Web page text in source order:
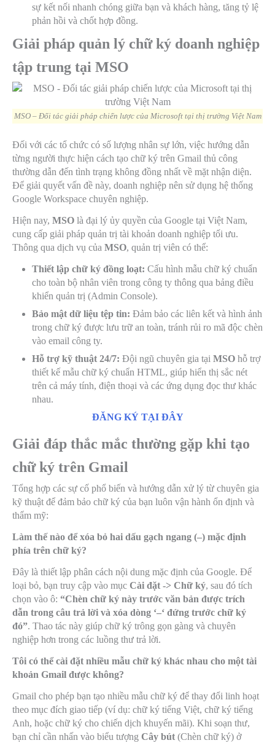
sự kết nối nhanh chóng giữa bạn và khách hàng, tăng tỷ lệ
phản hồi và chốt hợp đồng.
Giải pháp quản lý chữ ký doanh nghiệp
tập trung tại MSO
MSO – Đối tác giải pháp chiến lược của Microsoft tại thị trường Việt Nam
Đối với các tổ chức có số lượng nhân sự lớn, việc hướng dẫn
từng người thực hiện cách tạo chữ ký trên Gmail thủ công
thường dẫn đến tình trạng không đồng nhất về mặt nhận diện.
Để giải quyết vấn đề này, doanh nghiệp nên sử dụng hệ thống
Google Workspace chuyên nghiệp.
Hiện nay, MSO là đại lý ủy quyền của Google tại Việt Nam,
cung cấp giải pháp quản trị tài khoản doanh nghiệp tối ưu.
Thông qua dịch vụ của MSO, quản trị viên có thể:
Thiết lập chữ ký đồng loạt: Cấu hình mẫu chữ ký chuẩn
cho toàn bộ nhân viên trong công ty thông qua bảng điều
khiển quản trị (Admin Console).
Bảo mật dữ liệu tệp tin: Đảm bảo các liên kết và hình ảnh
trong chữ ký được lưu trữ an toàn, tránh rủi ro mã độc chèn
vào email công ty.
Hỗ trợ kỹ thuật 24/7: Đội ngũ chuyên gia tại MSO hỗ trợ
thiết kế mẫu chữ ký chuẩn HTML, giúp hiển thị sắc nét
trên cả máy tính, điện thoại và các ứng dụng đọc thư khác
nhau.
ĐĂNG KÝ TẠI ĐÂY
Giải đáp thắc mắc thường gặp khi tạo
chữ ký trên Gmail
Tổng hợp các sự cố phổ biến và hướng dẫn xử lý từ chuyên gia
kỹ thuật để đảm bảo chữ ký của bạn luôn vận hành ổn định và
thẩm mỹ:
Làm thế nào để xóa bỏ hai dấu gạch ngang (–) mặc định
phía trên chữ ký?
Đây là thiết lập phân cách nội dung mặc định của Google. Để
loại bỏ, bạn truy cập vào mục Cài đặt -> Chữ ký, sau đó tích
chọn vào ô: “Chèn chữ ký này trước văn bản được trích
dẫn trong câu trả lời và xóa dòng ‘–‘ đứng trước chữ ký
đó”. Thao tác này giúp chữ ký trông gọn gàng và chuyên
nghiệp hơn trong các luồng thư trả lời.
Tôi có thể cài đặt nhiều mẫu chữ ký khác nhau cho một tài
khoản Gmail được không?
Gmail cho phép bạn tạo nhiều mẫu chữ ký để thay đổi linh hoạt
theo mục đích giao tiếp (ví dụ: chữ ký tiếng Việt, chữ ký tiếng
Anh, hoặc chữ ký cho chiến dịch khuyến mãi). Khi soạn thư,
bạn chỉ cần nhấn vào biểu tượng Cây bút (Chèn chữ ký) ở